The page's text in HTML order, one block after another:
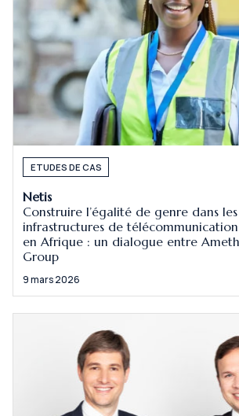
ETUDES DE CAS
Netis
Construire l’égalité de genre dans les
infrastructures de
en Afrique : un dialogue entre
Group
9 mars 2026